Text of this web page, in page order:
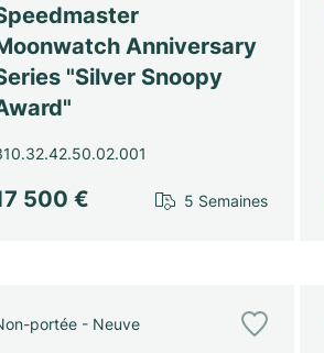
Anniversary
"Silver Snoopy
500 € 5 Semaines
portée - Neuve